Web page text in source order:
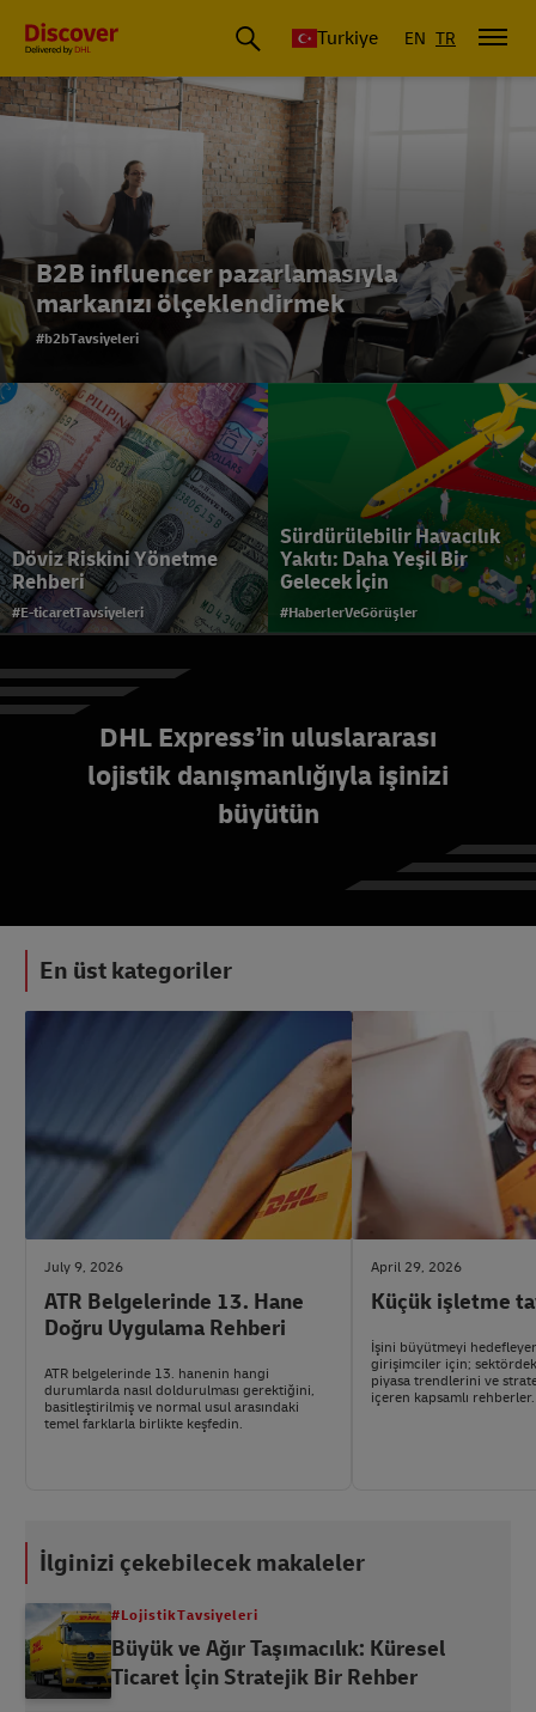
Discover Türkiye Turkiye EN TR
B2B influencer pazarlamasıyla
markanızı ölçeklendirmek
#b2bTavsiyeleri
Döviz Riskini Yönetme
Rehberi
#E-ticaretTavsiyeleri
Sürdürülebilir Havacılık
Yakıtı: Daha Yeşil Bir
Gelecek İçin
#HaberlerVeGörüşler
DHL Express’in uluslararası
lojistik danışmanlığıyla işinizi
büyütün
En üst kategoriler
#LojistikTavsiyeleri
July 9, 2026
ATR Belgelerinde 13. Hane
Doğru Uygulama Rehberi
ATR belgelerinde 13. hanenin hangi
durumlarda nasıl doldurulması gerektiğini,
basitleştirilmiş ve normal usul arasındaki
temel farklarla birlikte keşfedin.
April 29, 2026
Küçük işletme
İşini büyütmeyi
girişimciler için;
piyasa trendlerini ve
içeren kapsamlı rehberler.
İlginizi çekebilecek makaleler
#LojistikTavsiyeleri
Büyük ve Ağır Taşımacılık: Küresel
Ticaret İçin Stratejik Bir Rehber